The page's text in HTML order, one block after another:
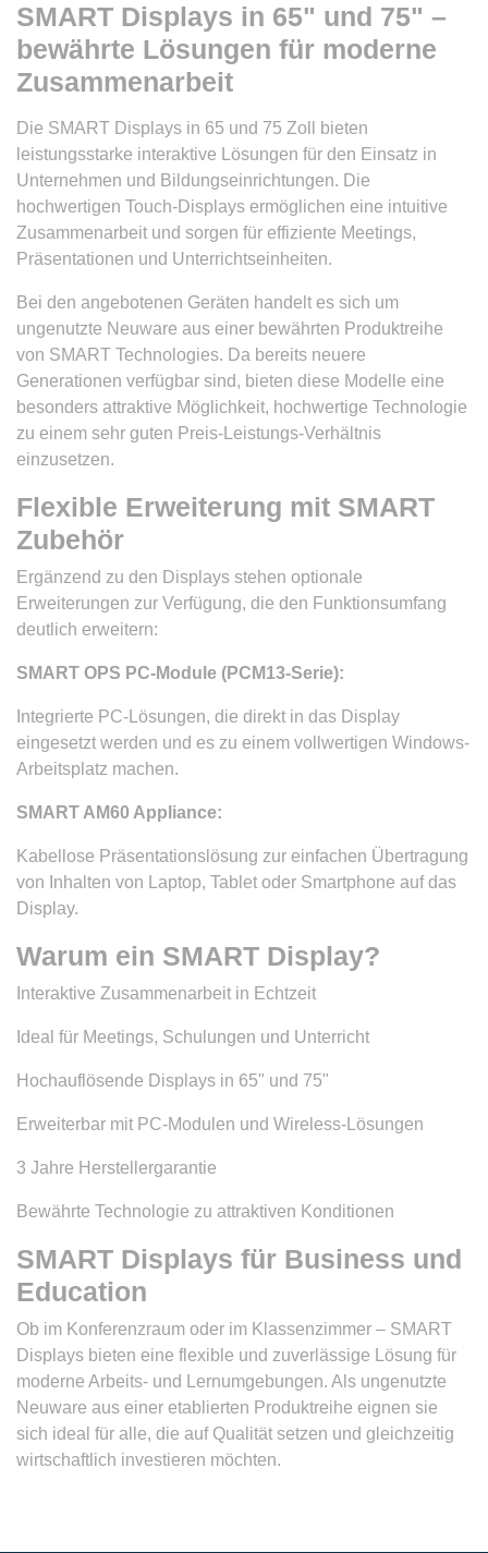
SMART Displays in 65" und 75" –
bewährte Lösungen für moderne
Zusammenarbeit
Die SMART Displays in 65 und 75 Zoll bieten
leistungsstarke interaktive Lösungen für den Einsatz in
Unternehmen und Bildungseinrichtungen. Die
hochwertigen Touch-Displays ermöglichen eine intuitive
Zusammenarbeit und sorgen für effiziente Meetings,
Präsentationen und Unterrichtseinheiten.
Bei den angebotenen Geräten handelt es sich um
ungenutzte Neuware aus einer bewährten Produktreihe
von SMART Technologies. Da bereits neuere
Generationen verfügbar sind, bieten diese Modelle eine
besonders attraktive Möglichkeit, hochwertige Technologie
zu einem sehr guten Preis-Leistungs-Verhältnis
einzusetzen.
Flexible Erweiterung mit SMART
Zubehör
Ergänzend zu den Displays stehen optionale
Erweiterungen zur Verfügung, die den Funktionsumfang
deutlich erweitern:
SMART OPS PC-Module (PCM13-Serie):
Integrierte PC-Lösungen, die direkt in das Display
eingesetzt werden und es zu einem vollwertigen Windows-
Arbeitsplatz machen.
SMART AM60 Appliance:
Kabellose Präsentationslösung zur einfachen Übertragung
von Inhalten von Laptop, Tablet oder Smartphone auf das
Display.
Warum ein SMART Display?
Interaktive Zusammenarbeit in Echtzeit
Ideal für Meetings, Schulungen und Unterricht
Hochauflösende Displays in 65" und 75"
Erweiterbar mit PC-Modulen und Wireless-Lösungen
3 Jahre Herstellergarantie
Bewährte Technologie zu attraktiven Konditionen
SMART Displays für Business und
Education
Ob im Konferenzraum oder im Klassenzimmer – SMART
Displays bieten eine flexible und zuverlässige Lösung für
moderne Arbeits- und Lernumgebungen. Als ungenutzte
Neuware aus einer etablierten Produktreihe eignen sie
sich ideal für alle, die auf Qualität setzen und gleichzeitig
wirtschaftlich investieren möchten.